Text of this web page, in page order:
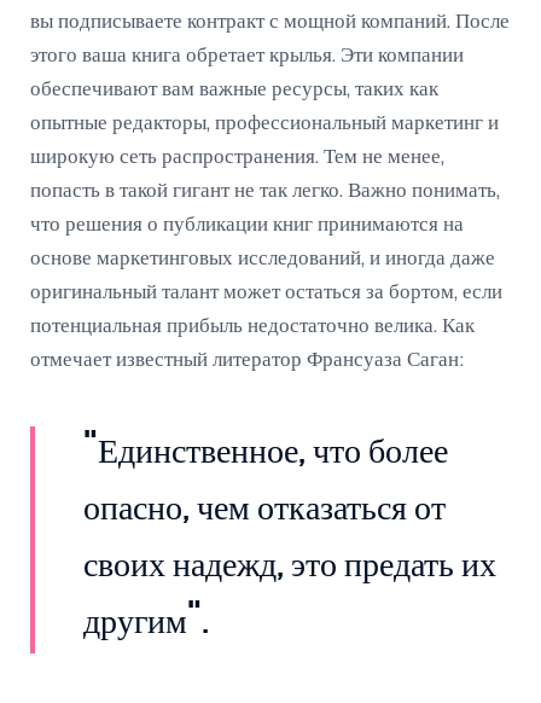
вы подписываете контракт с мощной компаний. После
этого ваша книга обретает крылья. Эти компании
обеспечивают вам важные ресурсы, таких как
опытные редакторы, профессиональный маркетинг и
широкую сеть распространения. Тем не менее,
попасть в такой гигант не так легко. Важно понимать,
что решения о публикации книг принимаются на
основе маркетинговых исследований, и иногда даже
оригинальный талант может остаться за бортом, если
потенциальная прибыль недостаточно велика. Как
отмечает известный литератор Франсуаза Саган:
"Единственное, что более
опасно, чем отказаться от
своих надежд, это предать их
другим".